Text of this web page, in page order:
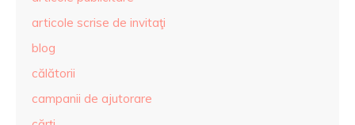
articole scrise de invitaţi
blog
călătorii
campanii de ajutorare